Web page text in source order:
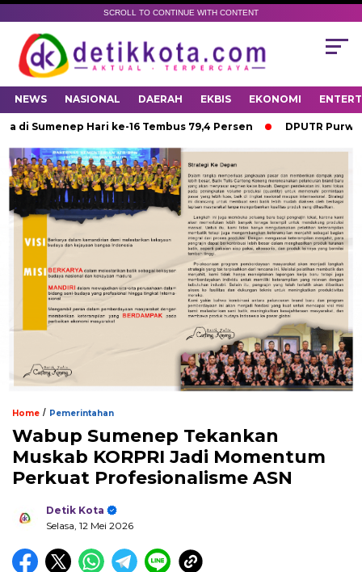
SCROLL TO CONTINUE WITH CONTENT
NEWS NASIONAL DAERAH EKBIS EKONOMI
Sumenep Hari ke-16 Tembus 79,4 Persen DPUTR
Home / Pemerintahan
Wabup Sumenep Tekankan
Muskab KORPRI Jadi Momentum
Perkuat Profesionalisme ASN
Detik Kota
Selasa, 12 Mei 2026